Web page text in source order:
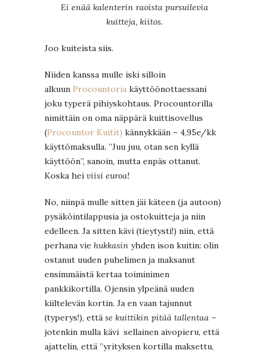
Ei enää kalenterin raoista pursuilevia
kuitteja, kiitos.
Joo kuiteista siis.
Niiden kanssa mulle iski silloin
alkuun Procountoria käyttöönottaessani
joku typerä pihiyskohtaus. Procountorilla
nimittäin on oma näppärä kuittisovellus
(Procountor Kuitit) kännykkään – 4,95e/kk
käyttömaksulla. ”Juu juu, otan sen kyllä
käyttöön”, sanoin, mutta enpäs ottanut.
Koska hei viisi euroa!
No, niinpä mulle sitten jäi käteen (ja autoon)
pysäköintilappusia ja ostokuitteja ja niin
edelleen. Ja sitten kävi (tieytysti!) niin, että
perhana vie hukkasin yhden ison kuitin: olin
ostanut uuden puhelimen ja maksanut
ensimmäistä kertaa toiminimen
pankkikortilla. Ojensin ylpeänä uuden
kiiltelevän kortin. Ja en vaan tajunnut
(typerys!), että se kuittikin pitää tallentaa –
jotenkin mulla kävi sellainen aivopieru, että
ajattelin, että ”yrityksen kortilla maksettu,